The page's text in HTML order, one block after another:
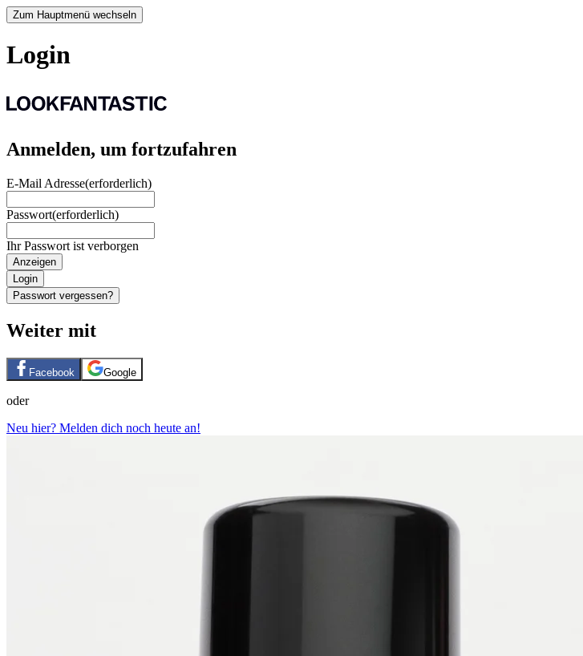
Zum Hauptmenü wechseln
Login
Anmelden, um fortzufahren
E-Mail Adresse(erforderlich)
Passwort(erforderlich)
Ihr Passwort ist verborgen
Anzeigen
Login
Passwort vergessen?
Weiter mit
Facebook Google
oder
Neu hier? Melden dich noch heute an!